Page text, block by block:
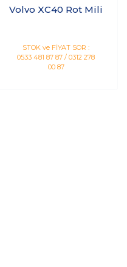
Volvo XC40 Rot Mili
STOK ve FİYAT SOR :
0533 481 87 87 / 0312 278
00 87